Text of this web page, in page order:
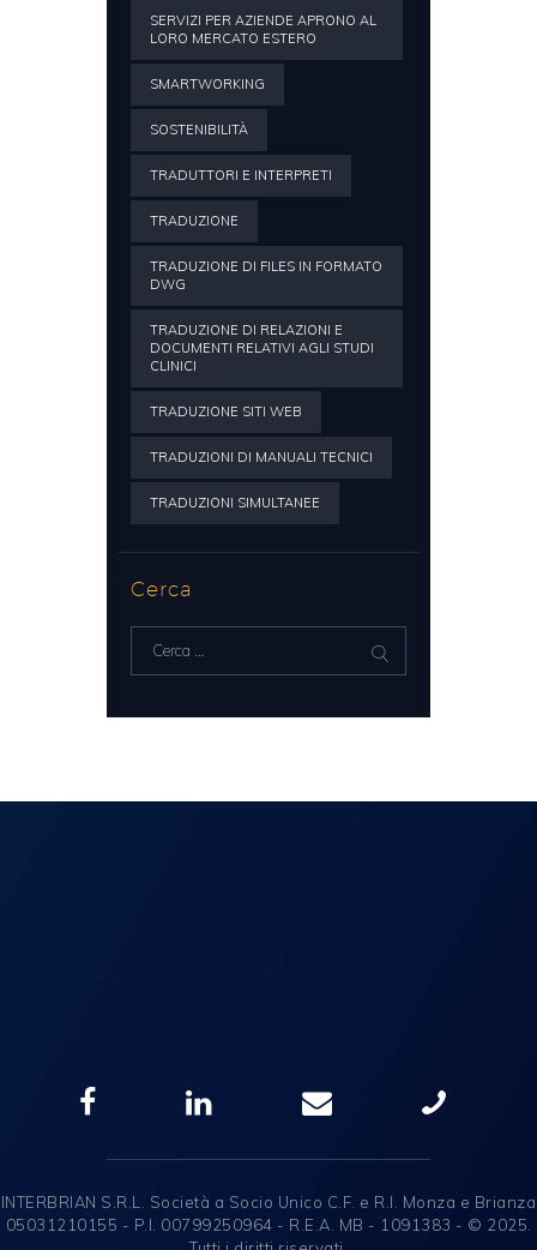
SERVIZI PER AZIENDE APRONO AL
LORO MERCATO ESTERO
SMARTWORKING
SOSTENIBILITÀ
TRADUTTORI E INTERPRETI
TRADUZIONE
TRADUZIONE DI FILES IN FORMATO
DWG
TRADUZIONE DI RELAZIONI E
DOCUMENTI RELATIVI AGLI STUDI
CLINICI
TRADUZIONE SITI WEB
TRADUZIONI DI MANUALI TECNICI
TRADUZIONI SIMULTANEE
Cerca
per:
INTERBRIAN S.R.L. Società a Socio Unico C.F. e R.I. Monza e Brianza
05031210155 - P.I. 00799250964 - R.E.A. MB - 1091383 - © 2025.